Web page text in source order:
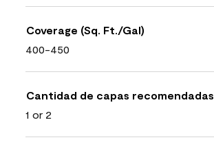
Coverage (Sq. Ft./Gal)
400-450
Cantidad de capas recomendadas
1 or 2